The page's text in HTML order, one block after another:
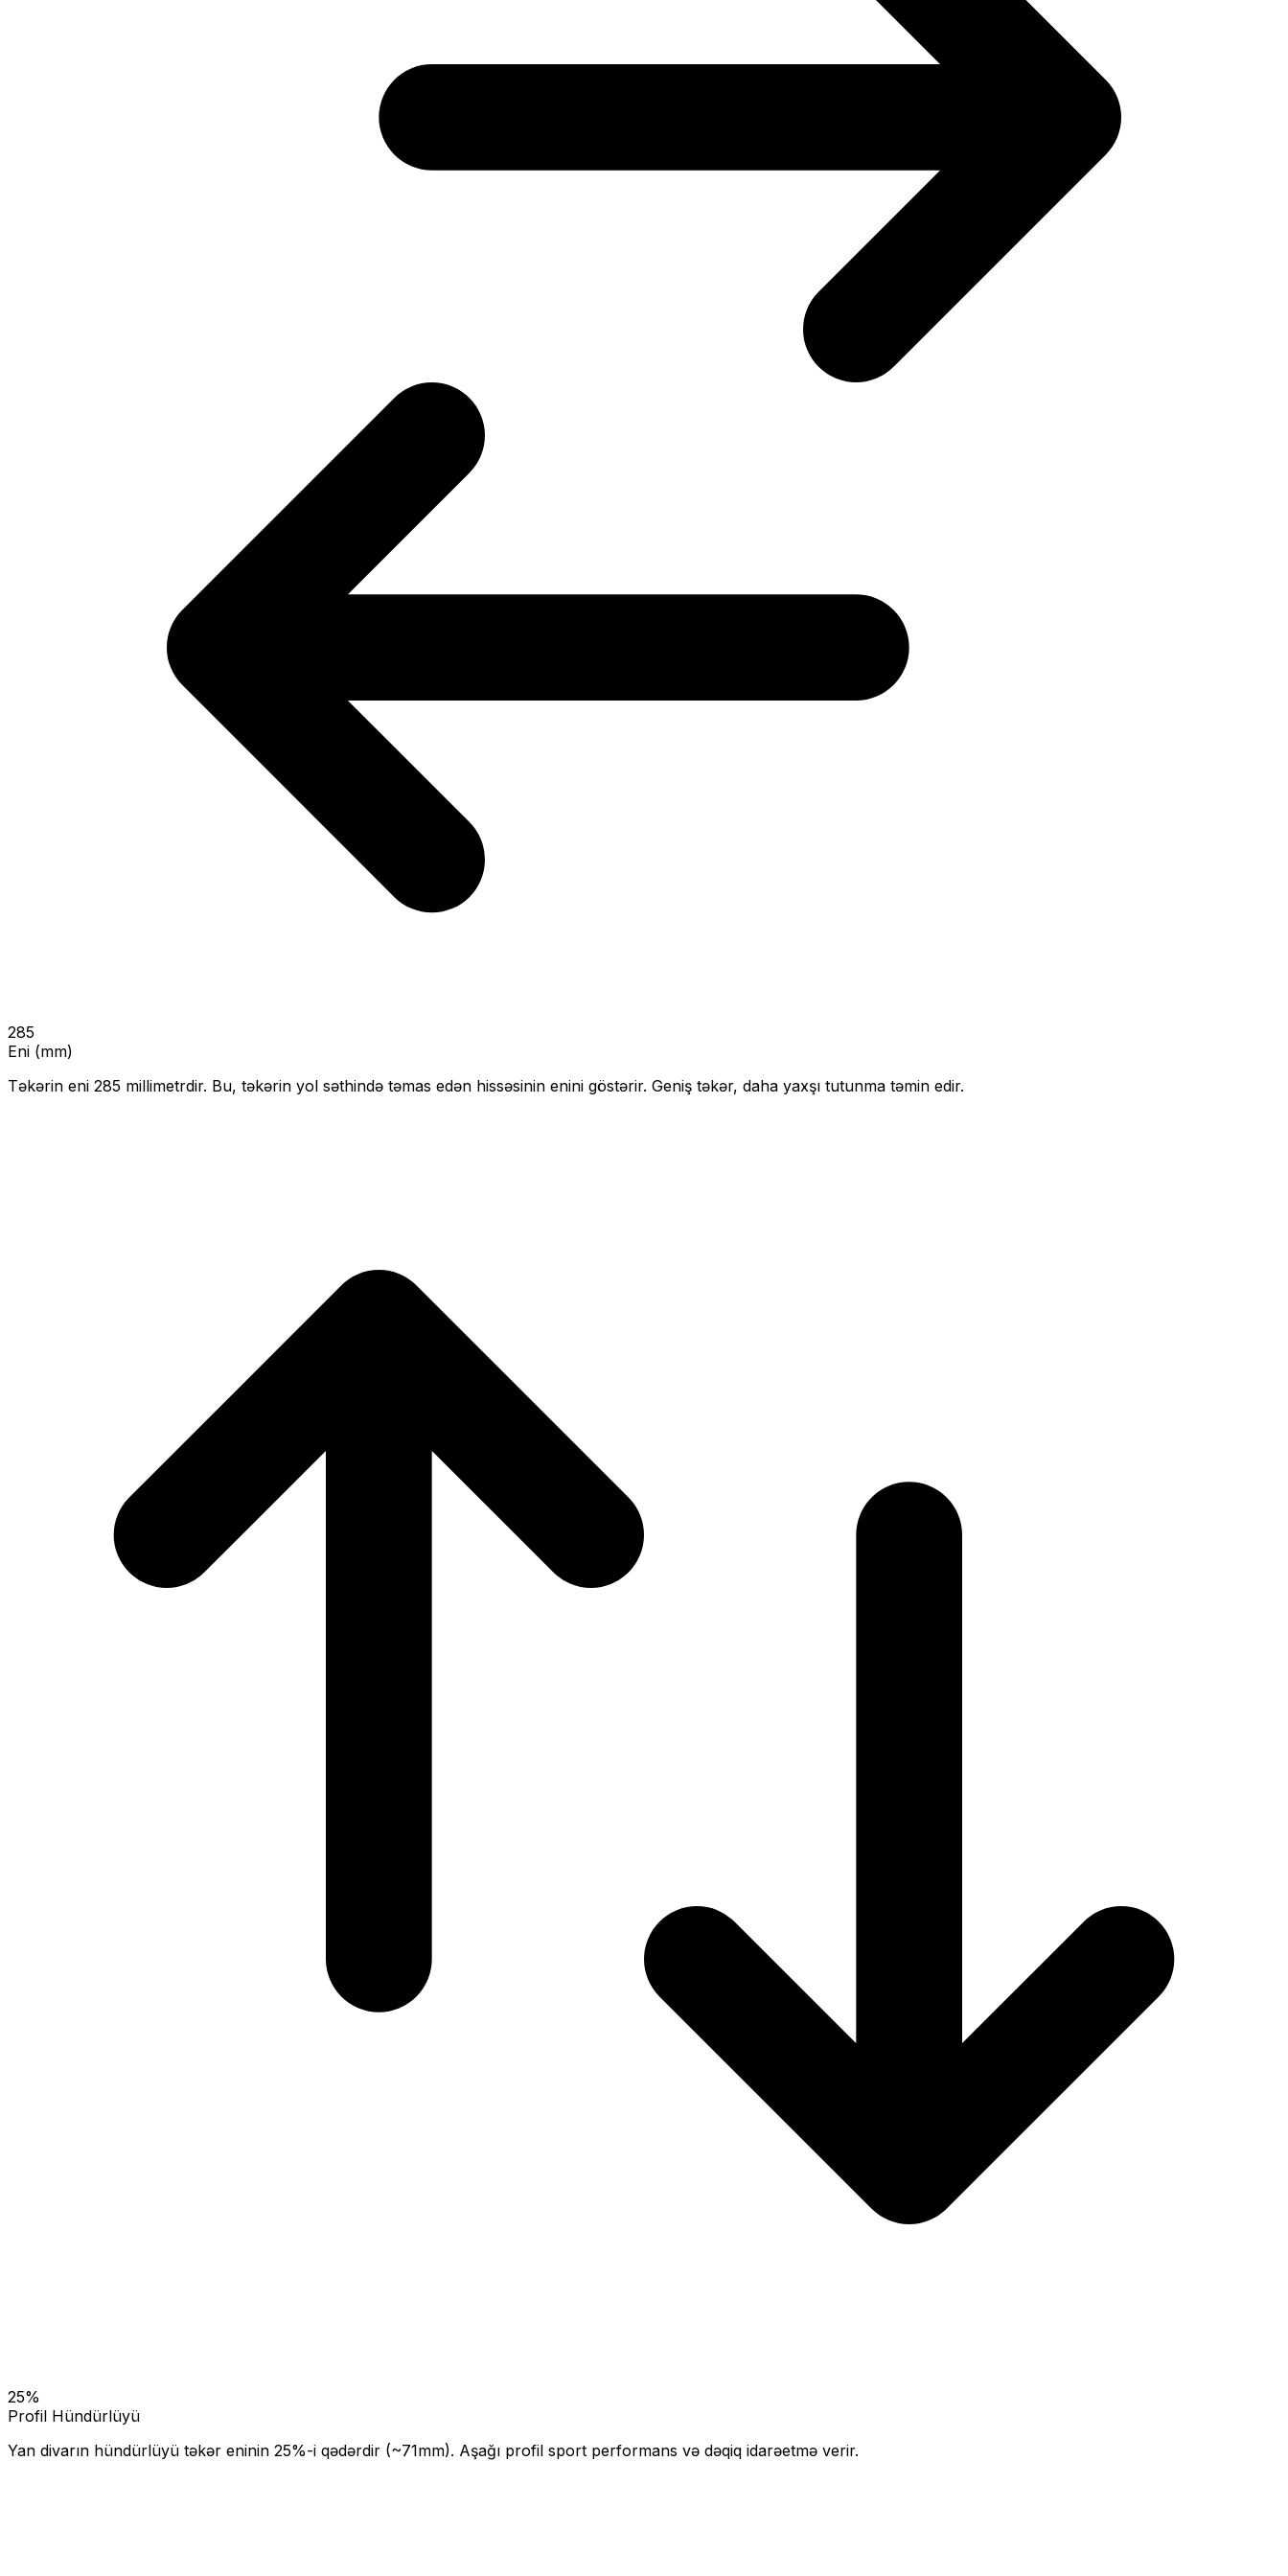
285
Eni (mm)
Təkərin eni 285 millimetrdir. Bu, təkərin yol səthində təmas edən hissəsinin enini göstərir. Geniş təkər, daha yaxşı tutunma təmin edir.
25%
Profil Hündürlüyü
Yan divarın hündürlüyü təkər eninin 25%-i qədərdir (~71mm). Aşağı profil sport performans və dəqiq idarəetmə verir.